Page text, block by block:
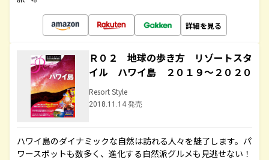
詳細を見る
Ｒ０２ 地球の歩き方 リゾートスタ
イル ハワイ島 ２０１９～２０２０
Resort Style
2018.11.14 発売
ハワイ島のダイナミックな自然は訪れる人々を魅了します。パ
ワースポットも数多く、進化する自然派グルメも見逃せない！